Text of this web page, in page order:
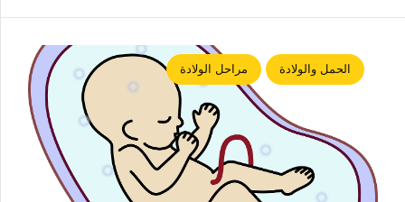
الحمل والولادة مراحل الولادة